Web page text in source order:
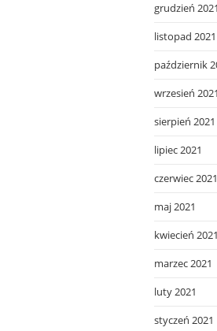
grudzień 2021
listopad 2021
październik
wrzesień 2021
sierpień 2021
lipiec 2021
czerwiec 2021
maj 2021
kwiecień 2021
marzec 2021
luty 2021
styczeń 2021